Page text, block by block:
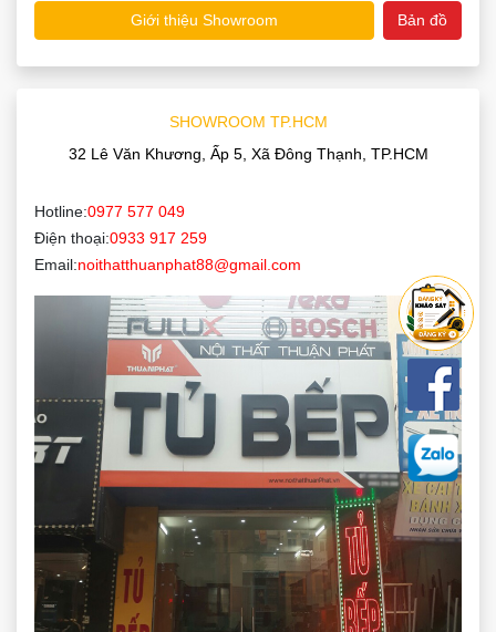
Giới thiệu Showroom Bản đồ
SHOWROOM TP.HCM
32 Lê Văn Khương, Ấp 5, Xã Đông Thạnh, TP.HCM
Hotline:0977 577 049
Điện thoại:0933 917 259
Email:noithatthuanphat88@gmail.com